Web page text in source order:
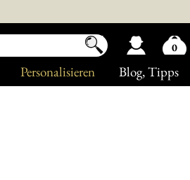
Blog, Tipps
Personalisieren
0